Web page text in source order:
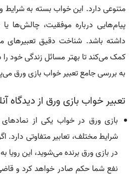
متنوعی دارد. این خواب بسته به شرایط
پیام‌هایی درباره موفقیت، چالش‌ها
داشته باشد. شناخت دقیق تعبیرهای
کمک می‌کند تا بهتر مسائل زندگی خود
به بررسی جامع تعبیر خواب بازی ورق
تعبیر خواب بازی ورق از دیدگاه
بازی ورق در خواب یکی از
شرایط مختلف، تعابیر متفاوتی دارد.
در بازی ورق برنده می‌شوید، این رویا
نفع شما حکم صادر خواهد کرد و